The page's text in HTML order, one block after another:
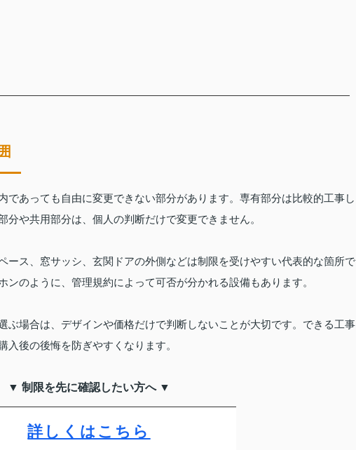
であっても自由に変更できない部分があります。専有部分は比較的工事し
や共用部分は、個人の判断だけで変更できません。
ース、窓サッシ、玄関ドアの外側などは制限を受けやすい代表的な箇所で
のように、管理規約によって可否が分かれる設備もあります。
ぶ場合は、デザインや価格だけで判断しないことが大切です。できる工事
入後の後悔を防ぎやすくなります。
▼ 制限を先に確認したい方へ ▼
詳しくはこちら